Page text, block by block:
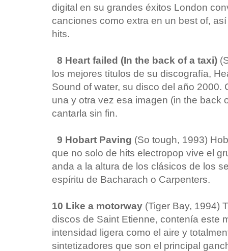
digital en su grandes éxitos London
canciones como extra en un best of,
hits.
8 Heart failed (In the back of a taxi)
los mejores títulos de su discografía,
Sound of water, su disco del año 2000.
una y otra vez esa imagen (in the back
cantarla sin fin.
9 Hobart Paving (So tough, 1993)
que no solo de hits electropop vive el
anda a la altura de los clásicos de los
espíritu de Bacharach o Carpenters.
10 Like a motorway (Tiger Bay, 1994)
discos de Saint Etienne, contenía este
intensidad ligera como el aire y
sintetizadores que son el principal